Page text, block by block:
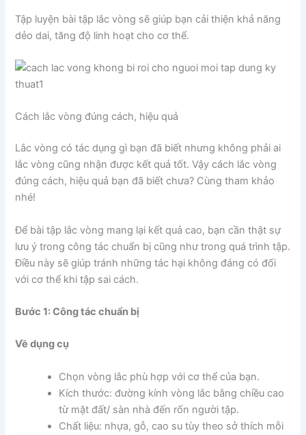
Tập luyện bài tập lắc vòng sẽ giúp bạn cải thiện khả năng
dẻo dai, tăng độ linh hoạt cho cơ thể.
Cách lắc vòng đúng cách, hiệu quả
Lắc vòng có tác dụng gì bạn đã biết nhưng không phải ai
lắc vòng cũng nhận được kết quả tốt. Vậy cách lắc vòng
đúng cách, hiệu quả bạn đã biết chưa? Cùng tham khảo
nhé!
Để bài tập lắc vòng mang lại kết quả cao, bạn cần thật sự
lưu ý trong công tác chuẩn bị cũng như trong quá trình tập.
Điều này sẽ giúp tránh những tác hại không đáng có đối
với cơ thể khi tập sai cách.
Bước 1: Công tác chuẩn bị
Về dụng cụ
Chọn vòng lắc phù hợp với cơ thể của bạn.
Kích thước: đường kính vòng lắc bằng chiều cao
từ mặt đất/ sàn nhà đến rốn người tập.
Chất liệu: nhựa, gỗ, cao su tùy theo sở thích mỗi